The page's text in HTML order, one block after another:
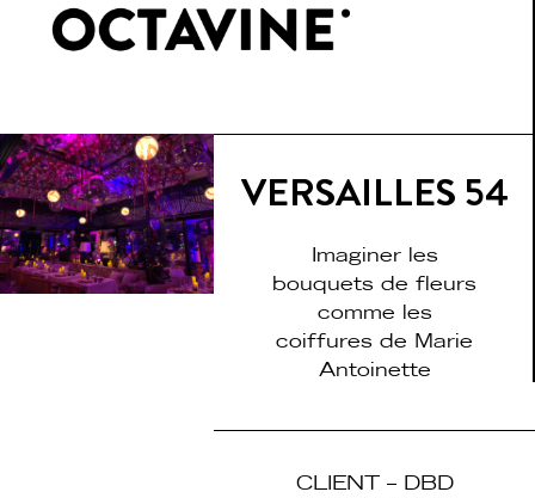
VERSAILLES 54
Imaginer les
bouquets de fleurs
comme les
coiffures de Marie
Antoinette
CLIENT – DBD